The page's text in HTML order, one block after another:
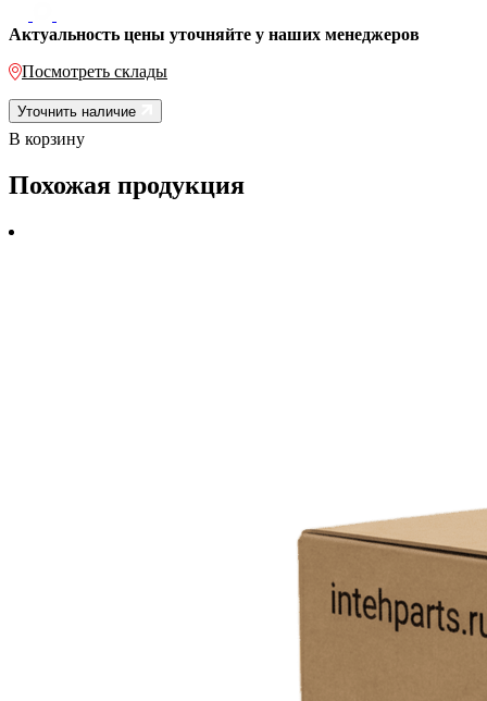
Актуальность цены уточняйте у наших менеджеров
Посмотреть склады
Уточнить наличие
В корзину
Похожая продукция